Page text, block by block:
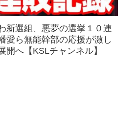
新選組、悪夢の選挙１０連
愛ら無能幹部の応援が激し
開へ【KSLチャンネル】